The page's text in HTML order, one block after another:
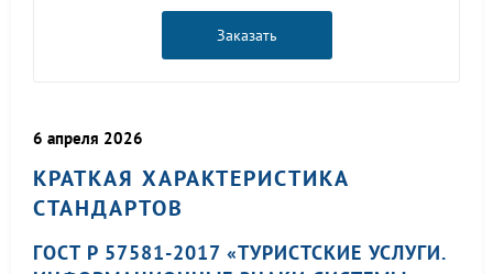
Заказать
6 апреля 2026
КРАТКАЯ ХАРАКТЕРИСТИКА
СТАНДАРТОВ
ГОСТ Р 57581-2017 «ТУРИСТСКИЕ УСЛУГИ.